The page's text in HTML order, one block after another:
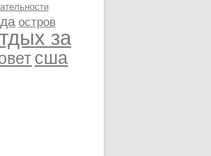
остров
за
сша